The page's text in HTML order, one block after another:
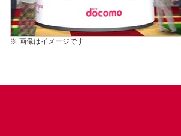
※ 画像はイメージです